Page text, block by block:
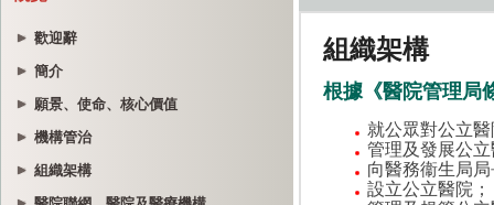
歡迎辭
簡介
願景、使命、核心價值
機構管治
組織架構